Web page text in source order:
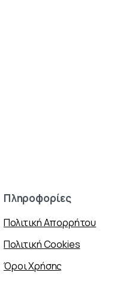
Πληροφορίες
Πολιτική Απορρήτου
Πολιτική Cookies
Όροι Χρήσης